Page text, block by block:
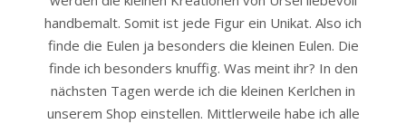
handbemalt. Somit ist jede Figur ein Unikat. Also ich
finde die Eulen ja besonders die kleinen Eulen. Die
finde ich besonders knuffig. Was meint ihr? In den
nächsten Tagen werde ich die kleinen Kerlchen in
unserem Shop einstellen. Mittlerweile habe ich alle